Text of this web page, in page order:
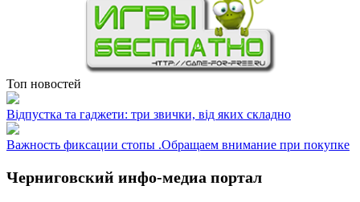
Топ новостей
Відпустка та гаджети: три звички, від яких складно
Важность фиксации стопы .Обращаем внимание при покупке
Черниговский инфо-медиа портал